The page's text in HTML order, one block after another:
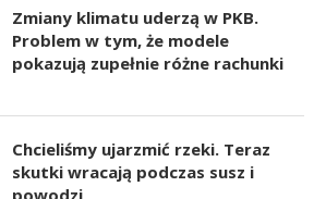
Zmiany klimatu uderzą w PKB.
Problem w tym, że modele
pokazują zupełnie różne rachunki
Chcieliśmy ujarzmić rzeki. Teraz
skutki wracają podczas susz i
powodzi